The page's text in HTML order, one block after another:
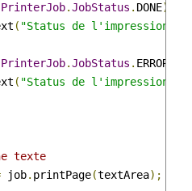
PrinterJob.JobStatus . DONE)
( "Status de l'impression :
PrinterJob.JobStatus . ERROR
( "Status de l'impression :
texte
job. printPage(textArea);